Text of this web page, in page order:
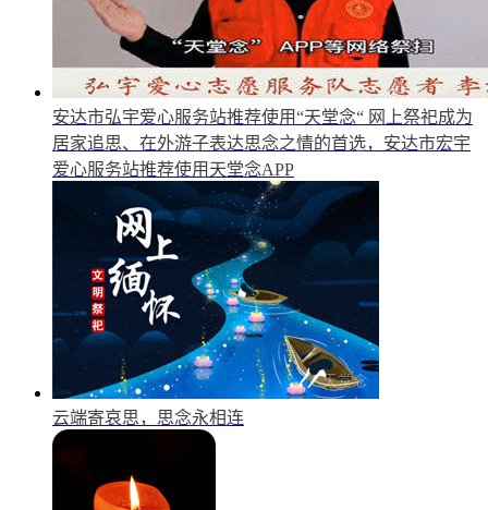
安达市弘宇爱心服务站推荐使用“天堂念“ 网上祭祀成为
居家追思、在外游子表达思念之情的首选，安达市宏宇
爱心服务站推荐使用天堂念APP
云端寄哀思，思念永相连